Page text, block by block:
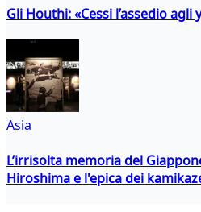
Gli Houthi: «Cessi l’assedio agli
Asia
L’irrisolta memoria del
Hiroshima e l'epica dei